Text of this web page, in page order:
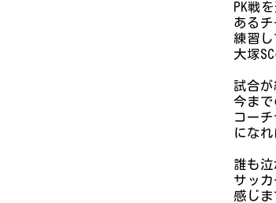
PK戦
ある
練習
大塚
試合
今まで
コー
になれ
誰も
サッ
感じ